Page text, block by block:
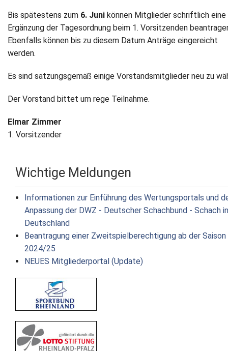
Bis spätestens zum 6. Juni können Mitglieder schriftlich eine
Ergänzung der Tagesordnung beim 1. Vorsitzenden
Ebenfalls können bis zu diesem Datum Anträge eingereicht
werden.
Es sind satzungsgemäß einige Vorstandsmitglieder neu zu
Der Vorstand bittet um rege Teilnahme.
Elmar Zimmer
1. Vorsitzender
Wichtige Meldungen
Informationen zur Einführung des Wertungsportals und
Anpassung der DWZ - Deutscher Schachbund - Schach in
Deutschland
Beantragung einer Zweitspielberechtigung ab der Saison
2024/25
NEUES Mitgliederportal (Update)